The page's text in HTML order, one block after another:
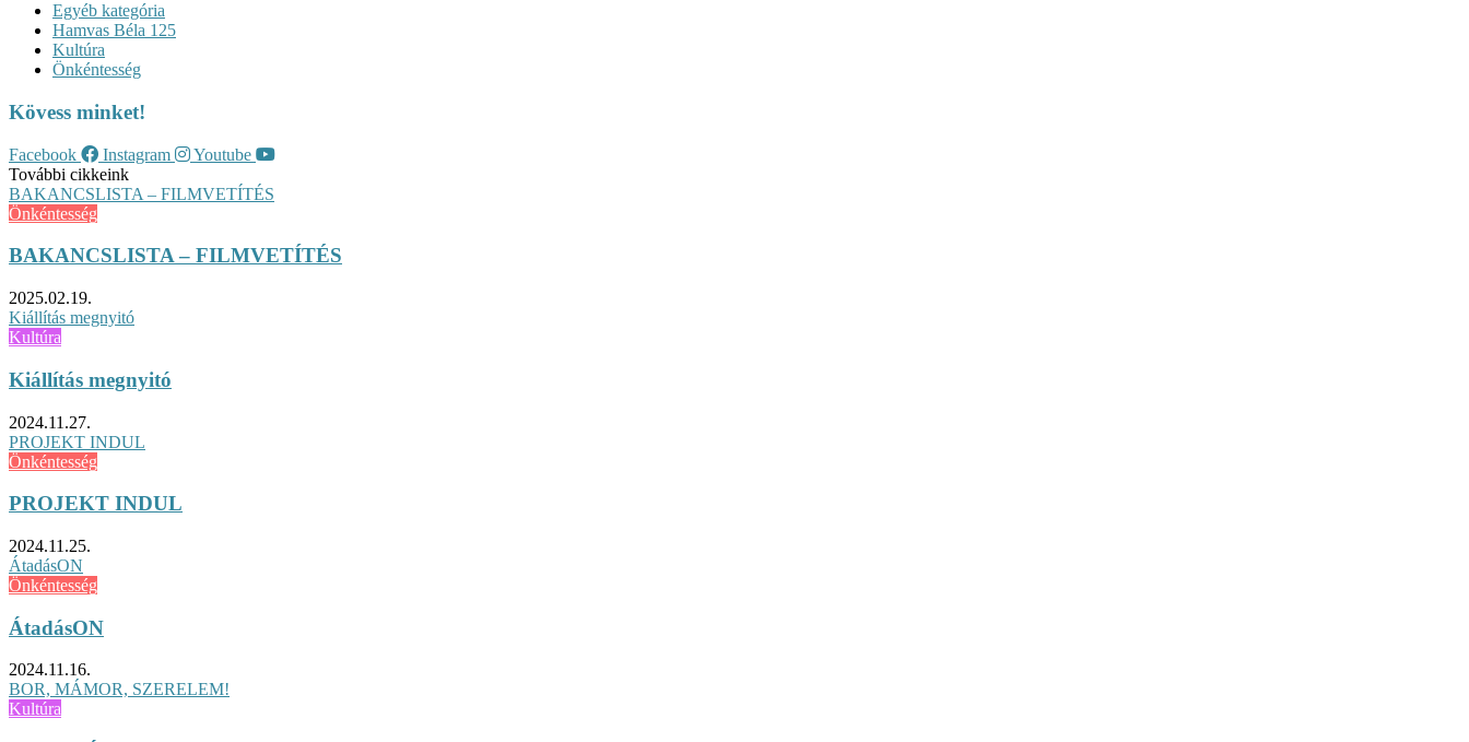
Egyéb kategória
Hamvas Béla 125
Kultúra
Önkéntesség
Kövess minket!
Facebook Instagram
Youtube
További cikkeink
BAKANCSLISTA – FILMVETÍTÉS
Önkéntesség
BAKANCSLISTA – FILMVETÍTÉS
2025.02.19.
Kiállítás megnyitó
Kultúra
Kiállítás megnyitó
2024.11.27.
PROJEKT INDUL
Önkéntesség
PROJEKT INDUL
2024.11.25.
ÁtadásON
Önkéntesség
ÁtadásON
2024.11.16.
BOR, MÁMOR, SZERELEM!
Kultúra